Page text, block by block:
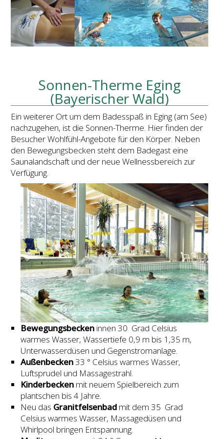
Sonnen-Therme Eging
(Bayerischer Wald)
Ein weiterer Ort um dem Badesspaß in Eging (am See)
nachzugehen, ist die Sonnen-Therme. Hier finden der
Besucher Wohlfühl-Angebote für den Körper. Neben
den Bewegungsbecken steht dem Badegast eine
Saunalandschaft und der neue Wellnessbereich zur
Verfügung.
Bewegungsbecken innen 30 Grad Celsius
warmes Wasser, Wassertiefe 0,9 m bis 1,35 m,
Unterwasserdüsen und Gegenstromanlage.
Außenbecken33 ° Celsius warmes Wasser,
Luftsprudel und Massagestrahl.
Kinderbecken mit neuem Spielbereich zum
plantschen bis 4 Jahre.
Neu das Granitfelsenbad mit dem 35 Grad
Celsius warmes Wasser, Massagedüsen und
Whirlpool bringen Entspannung.